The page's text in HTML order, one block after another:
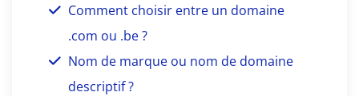
Comment choisir entre un domaine
.com ou .be ?
Nom de marque ou nom de domaine
descriptif ?